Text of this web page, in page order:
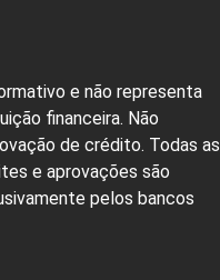
e não representa
financeira. Não
de crédito. Todas as
e aprovações são
pelos bancos